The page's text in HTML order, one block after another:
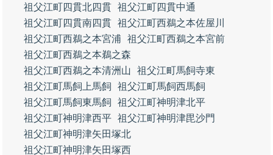
祖父江町四貫北四貫 祖父江町四貫中通
祖父江町四貫南四貫 祖父江町西鵜之本佐屋川
祖父江町西鵜之本宮浦
祖父江町西鵜之本宮前
祖父江町西鵜之本鵜之森
祖父江町西鵜之本清洲山
祖父江町馬飼寺東
祖父江町馬飼上馬飼
祖父江町馬飼西馬飼
祖父江町馬飼東馬飼
祖父江町神明津北平
祖父江町神明津西平 祖父江町神明津毘沙門
祖父江町神明津矢田塚北
祖父江町神明津矢田塚西